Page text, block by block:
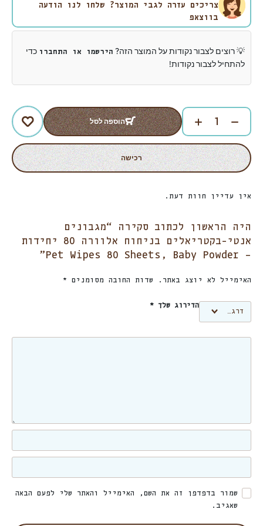
צריכים עזרה לגבי המוצר? שלחו לנו הודעה
בווצאפ
💡 רוצים לצבור נקודות על המוצר הזה? הירשמו או התחברו כדי
להתחיל לצבור נקודות!
הוספה לסל
רכישה
אין עדיין חוות דעת.
היה הראשון לכתוב סקירה “מגבונים
אנטי-בקטריאלים בניחוח אלוורה 80 יחידות
– Pet Wipes 80 Sheets, Baby Powder”
האימייל לא יוצג באתר. שדות החובה מסומנים *
הדירוג שלך *
שמור בדפדפן זה את השם, האימייל והאתר שלי לפעם הבאה
שאגיב.